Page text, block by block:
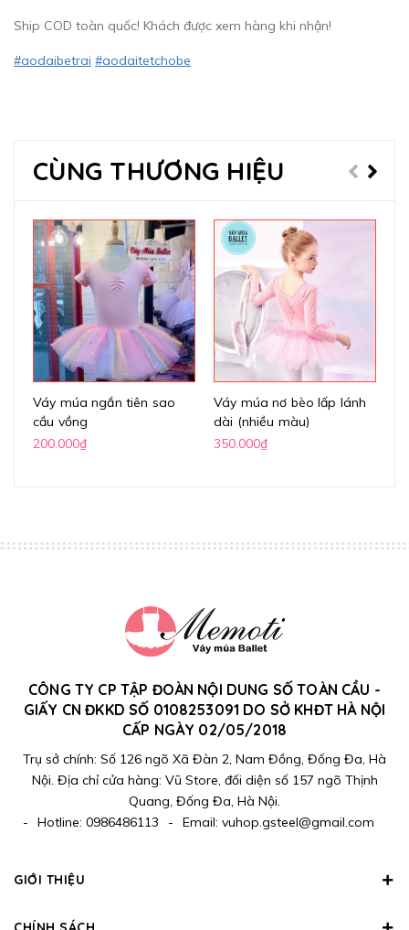
Ship COD toàn quốc! Khách được xem hàng khi nhận!
#aodaibetrai #aodaitetchobe
CÙNG THƯƠNG HIỆU
Váy múa ngắn tiên sao
cầu vồng
200.000₫
Váy múa nơ bèo lấp lánh
dài (nhiều màu)
350.000₫
CÔNG TY CP TẬP ĐOÀN NỘI DUNG SỐ TOÀN CẦU -
GIẤY CN ĐKKD SỐ 0108253091 DO SỞ KHĐT HÀ NỘI
CẤP NGÀY 02/05/2018
Trụ sở chính: Số 126 ngõ Xã Đàn 2, Nam Đồng, Đống Đa, Hà
Nội. Địa chỉ cửa hàng: Vũ Store, đối diện số 157 ngõ Thịnh
Quang, Đống Đa, Hà Nội.
-
Hotline: 0986486113 - Email: vuhop.gsteel@gmail.com
GIỚI THIỆU